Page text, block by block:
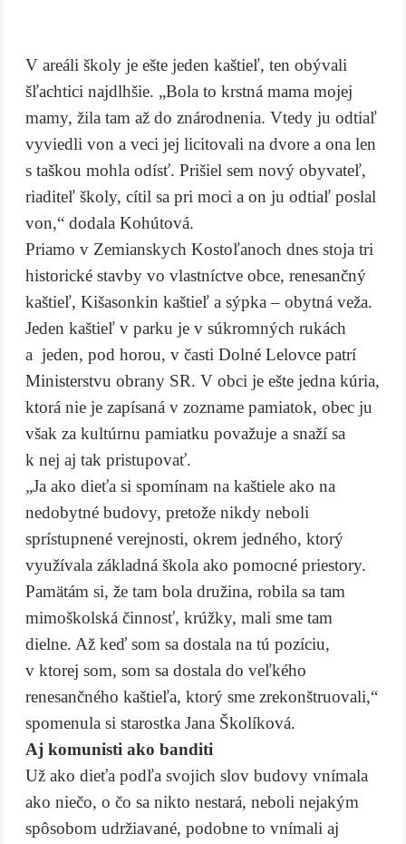
V areáli školy je ešte jeden kaštieľ, ten obývali
šľachtici najdlhšie. „Bola to krstná mama mojej
mamy, žila tam až do znárodnenia. Vtedy ju odtiaľ
vyviedli von a veci jej licitovali na dvore a ona len
s taškou mohla odísť. Prišiel sem nový obyvateľ,
riaditeľ školy, cítil sa pri moci a on ju odtiaľ poslal
von,“ dodala Kohútová.
Priamo v Zemianskych Kostoľanoch dnes stoja tri
historické stavby vo vlastníctve obce, renesančný
kaštieľ, Kišasonkin kaštieľ a sýpka – obytná veža.
Jeden kaštieľ v parku je v súkromných rukách
a jeden, pod horou, v časti Dolné Lelovce patrí
Ministerstvu obrany SR. V obci je ešte jedna kúria,
ktorá nie je zapísaná v zozname pamiatok, obec ju
však za kultúrnu pamiatku považuje a snaží sa
k nej aj tak pristupovať.
„Ja ako dieťa si spomínam na kaštiele ako na
nedobytné budovy, pretože nikdy neboli
sprístupnené verejnosti, okrem jedného, ktorý
využívala základná škola ako pomocné priestory.
Pamätám si, že tam bola družina, robila sa tam
mimoškolská činnosť, krúžky, mali sme tam
dielne. Až keď som sa dostala na tú pozíciu,
v ktorej som, som sa dostala do veľkého
renesančného kaštieľa, ktorý sme zrekonštruovali,“
spomenula si starostka Jana Školíková.
Aj komunisti ako banditi
Už ako dieťa podľa svojich slov budovy vnímala
ako niečo, o čo sa nikto nestará, neboli nejakým
spôsobom udržiavané, podobne to vnímali aj